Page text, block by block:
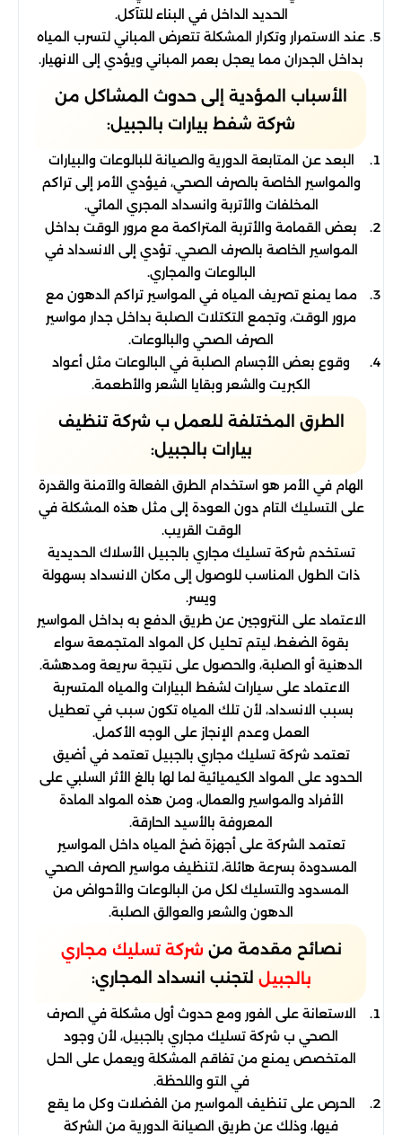
الحديد الداخل في البناء للتآكل.
عند الاستمرار وتكرار المشكلة تتعرض المباني لتسرب المياه
بداخل الجدران مما يعجل بعمر المباني ويؤدي إلى الانهيار.
الأسباب المؤدية إلى حدوث المشاكل من
شركة شفط بيارات بالجبيل:
البعد عن المتابعة الدورية والصيانة للبالوعات والبيارات
والمواسير الخاصة بالصرف الصحي، فيؤدي الأمر إلى تراكم
المخلفات والأتربة وانسداد المجري المائي.
بعض القمامة والأتربة المتراكمة مع مرور الوقت بداخل
المواسير الخاصة بالصرف الصحي. تؤدي إلى الانسداد في
البالوعات والمجاري.
مما يمنع تصريف المياه في المواسير تراكم الدهون مع
مرور الوقت، وتجمع التكتلات الصلبة بداخل جدار مواسير
الصرف الصحي والبالوعات.
وقوع بعض الأجسام الصلبة في البالوعات مثل أعواد
الكبريت والشعر وبقايا الشعر والأطعمة.
الطرق المختلفة للعمل ب شركة تنظيف
بيارات بالجبيل:
الهام في الأمر هو استخدام الطرق الفعالة والآمنة والقدرة
على التسليك التام دون العودة إلى مثل هذه المشكلة في
الوقت القريب.
تستخدم شركة تسليك مجاري بالجبيل الأسلاك الحديدية
ذات الطول المناسب للوصول إلى مكان الانسداد بسهولة
ويسر.
الاعتماد على النتروجين عن طريق الدفع به بداخل المواسير
بقوة الضغط، ليتم تحليل كل المواد المتجمعة سواء
الدهنية أو الصلبة، والحصول على نتيجة سريعة ومدهشة.
الاعتماد على سيارات لشفط البيارات والمياه المتسربة
بسبب الانسداد، لأن تلك المياه تكون سبب في تعطيل
العمل وعدم الإنجاز على الوجه الأكمل.
تعتمد شركة تسليك مجاري بالجبيل تعتمد في أضيق
الحدود على المواد الكيميائية لما لها بالغ الأثر السلبي على
الأفراد والمواسير والعمال، ومن هذه المواد المادة
المعروفة بالأسيد الحارقة.
تعتمد الشركة على أجهزة ضخ المياه داخل المواسير
المسدودة بسرعة هائلة، لتنظيف مواسير الصرف الصحي
المسدود والتسليك لكل من البالوعات والأحواض من
الدهون والشعر والعوالق الصلبة.
نصائح مقدمة من شركة تسليك مجاري
بالجبيل لتجنب انسداد المجاري:
الاستعانة على الفور ومع حدوث أول مشكلة في الصرف
الصحي ب شركة تسليك مجاري بالجبيل، لأن وجود
المتخصص يمنع من تفاقم المشكلة ويعمل على الحل
في التو واللحظة.
الحرص على تنظيف المواسير من الفضلات وكل ما يقع
فيها، وذلك عن طريق الصيانة الدورية من الشركة